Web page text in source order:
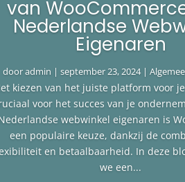
van
Nederlandse
Eigenaren
dooradmin |september 23, 2024|
kiezen van het juiste platform voor
voor het succes van je
webwinkel eigenaren is
een populaire keuze, dankzij de
en betaalbaarheid. In deze
we een...